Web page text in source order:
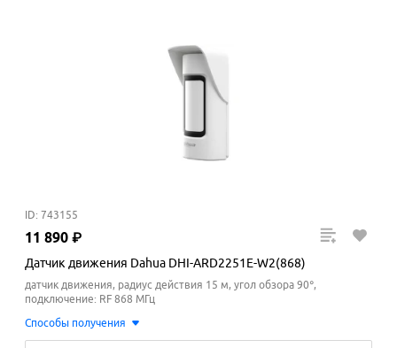
ID: 743155
11 890 ₽
Датчик движения Dahua DHI-ARD2251E-W2(868)
датчик движения, радиус действия 15 м, угол обзора 90°,
подключение: RF 868 МГц
Способы получения